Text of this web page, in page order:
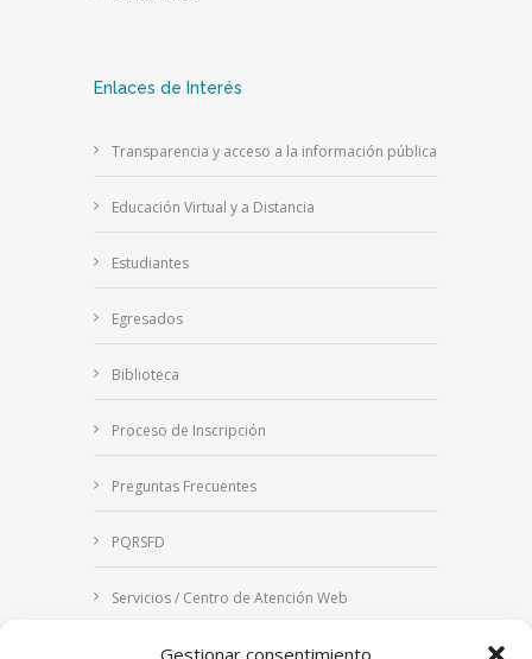
Gestionar consentimiento
Enlaces de Interés
Transparencia y acceso a la información pública
Educación Virtual y a Distancia
Estudiantes
Egresados
Biblioteca
Proceso de Inscripción
Preguntas Frecuentes
PQRSFD
Servicios / Centro de Atención Web
Correo Institucional